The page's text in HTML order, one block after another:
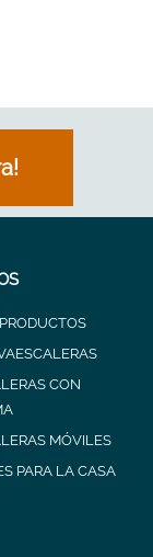
CON
MÓVILES
PARA LA CASA